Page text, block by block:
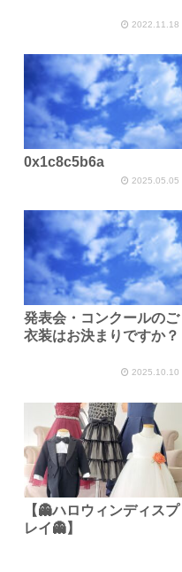
2022.11.18
0x1c8c5b6a
2025.05.05
発表会・コンクールのご
衣装はお決まりですか？
2025.10.10
【👻ハロウィンディスプ
レイ👻】